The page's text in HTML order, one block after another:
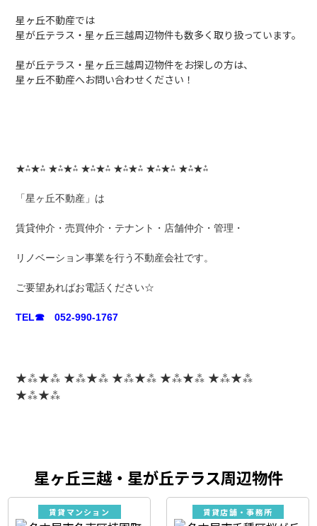
星ヶ丘不動産では
星が丘テラス・星ヶ丘三越周辺物件も数多く取り扱っています。
星が丘テラス・星ヶ丘三越周辺物件をお探しの方は、
星ヶ丘不動産へお問い合わせください！
★⁂★⁂ ★⁂★⁂ ★⁂★⁂ ★⁂★⁂ ★⁂★⁂ ★⁂★⁂
「星ヶ丘不動産」は
賃貸仲介・売買仲介・テナント・店舗仲介・管理・
リノベーション事業を行う不動産会社です。
ご要望あればお電話ください☆
TEL☎ 052-990-1767
★⁂★⁂ ★⁂★⁂ ★⁂★⁂ ★⁂★⁂ ★⁂★⁂
★⁂★⁂
星ヶ丘三越・星が丘テラス周辺物件
賃貸マンション 賃貸店舗・事務所